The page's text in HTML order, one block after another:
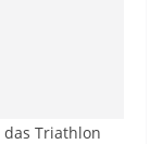
Triathlon